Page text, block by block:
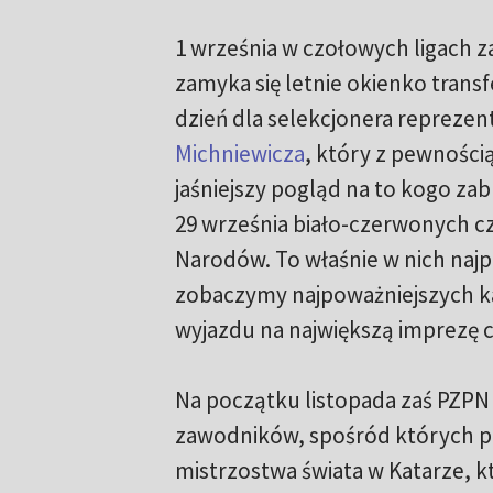
1 września w czołowych ligach
zamyka się letnie okienko
dzień dla selekcjonera
Michniewicza, który z
jaśniejszy pogląd na to kogo
29 września biało-czerwonych
Narodów. To właśnie w nich
zobaczymy najpoważniejszych
wyjazdu na największą imprezę
Na początku listopada zaś
zawodników, spośród których
mistrzostwa świata w Katarze,